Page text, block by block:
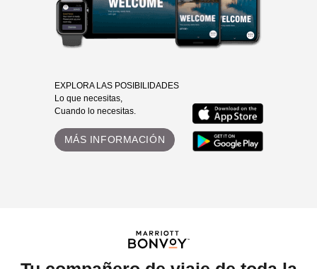
EXPLORA LAS POSIBILIDADES
Lo que necesitas,
Cuando lo necesitas.
MÁS INFORMACIÓN